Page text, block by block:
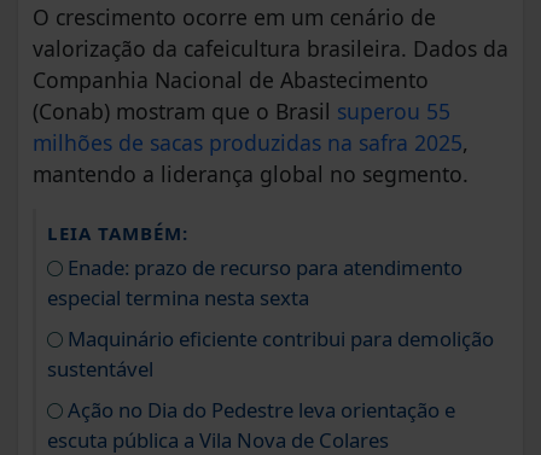
O crescimento ocorre em um cenário de
valorização da cafeicultura brasileira. Dados da
Companhia Nacional de Abastecimento
(Conab) mostram que o Brasil superou 55
milhões de sacas produzidas na safra 2025,
mantendo a liderança global no segmento.
LEIA TAMBÉM:
Enade: prazo de recurso para atendimento
especial termina nesta sexta
Maquinário eficiente contribui para demolição
sustentável
Ação no Dia do Pedestre leva orientação e
escuta pública a Vila Nova de Colares